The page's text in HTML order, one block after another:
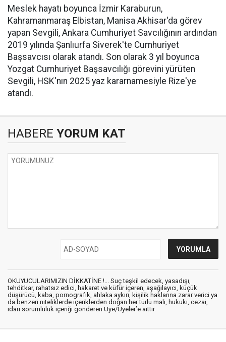
Meslek hayatı boyunca İzmir Karaburun,
Kahramanmaraş Elbistan, Manisa Akhisar'da görev
yapan Sevgili, Ankara Cumhuriyet Savcılığının ardından
2019 yılında Şanlıurfa Siverek'te Cumhuriyet
Başsavcısı olarak atandı. Son olarak 3 yıl boyunca
Yozgat Cumhuriyet Başsavcılığı görevini yürüten
Sevgili, HSK'nın 2025 yaz kararnamesiyle Rize'ye
atandı.
HABERE YORUM KAT
OKUYUCULARIMIZIN DİKKATİNE !... Suç teşkil edecek, yasadışı,
tehditkar, rahatsız edici, hakaret ve küfür içeren, aşağılayıcı, küçük
düşürücü, kaba, pornografik, ahlaka aykırı, kişilik haklarına zarar verici ya
da benzeri niteliklerde içeriklerden doğan her türlü mali, hukuki, cezai,
idari sorumluluk içeriği gönderen Üye/Üyeler’e aittir.